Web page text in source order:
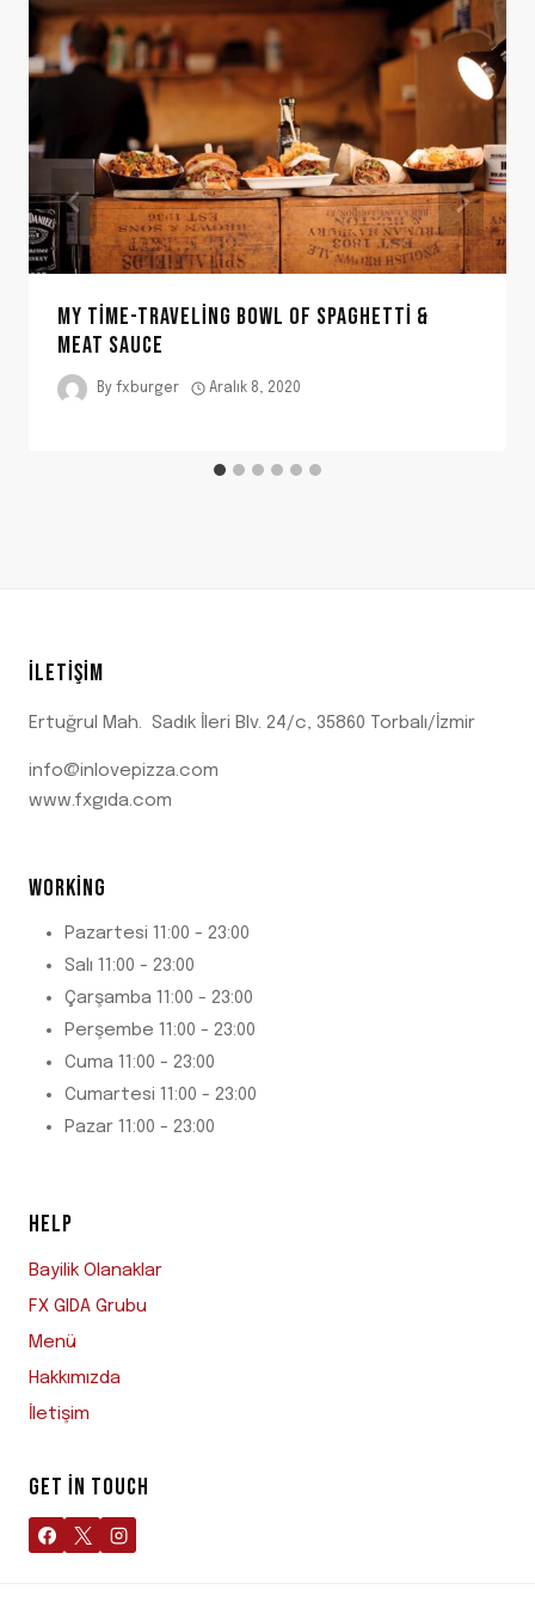
MY TIME-TRAVELING BOWL OF SPAGHETTI &
MEAT SAUCE
By fxburger Aralık 8, 2020
İLETIŞIM
Ertuğrul Mah. Sadık İleri Blv. 24/c, 35860 Torbalı/İzmir
info@inlovepizza.com
www.fxgıda.com
WORKING
Pazartesi 11:00 - 23:00
Salı 11:00 - 23:00
Çarşamba 11:00 - 23:00
Perşembe 11:00 - 23:00
Cuma 11:00 - 23:00
Cumartesi 11:00 - 23:00
Pazar 11:00 - 23:00
HELP
Bayilik Olanaklar
FX GIDA Grubu
Menü
Hakkımızda
İletişim
GET IN TOUCH